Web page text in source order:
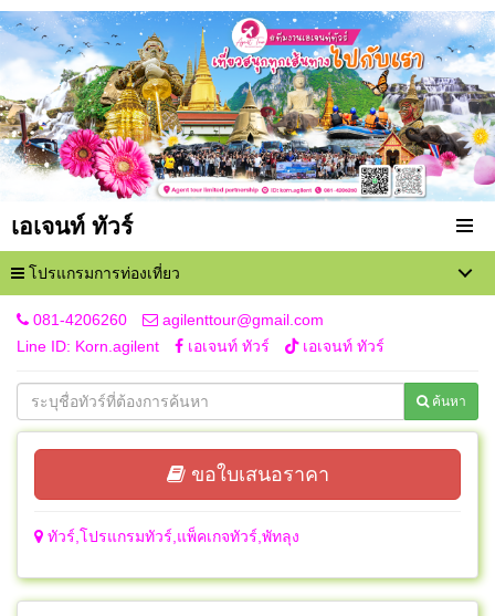
เอเจนท์ ทัวร์
โปรแกรมการท่องเที่ยว
081-4206260
agilenttour@gmail.com
Line ID: Korn.agilent
เอเจนท์ ทัวร์ เอเจนท์ ทัวร์
ค้นหา
ขอใบเสนอราคา
ทัวร์,โปรแกรมทัวร์,แพ็คเกจทัวร์,พัทลุง